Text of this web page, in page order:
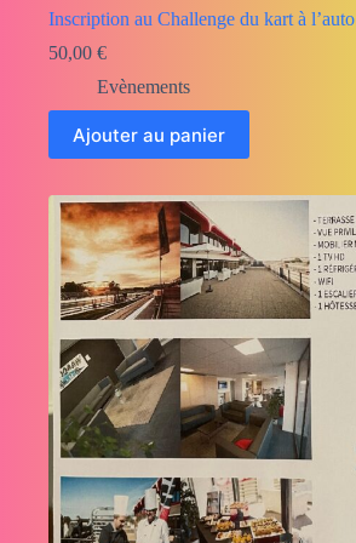
Inscription au Challenge du kart à l’auto
50,00 €
Evènements
Ajouter au panier